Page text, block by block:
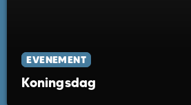
EVENEMENT
Koningsdag